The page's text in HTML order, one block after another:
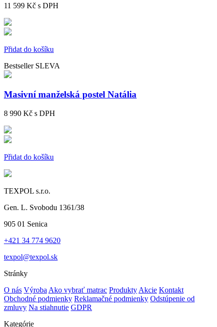
11 599 Kč s DPH
Přidat do košíku
Bestseller SLEVA
Masivní manželská postel Natália
8 990 Kč s DPH
Přidat do košíku
TEXPOL s.r.o.
Gen. L. Svobodu 1361/38
905 01 Senica
+421 34 774 9620
texpol@texpol.sk
Stránky
O nás Výroba Ako vybrať matrac Produkty Akcie Kontakt
Obchodné podmienky Reklamačné podmienky Odstúpenie od
zmluvy Na stiahnutie GDPR
Kategórie